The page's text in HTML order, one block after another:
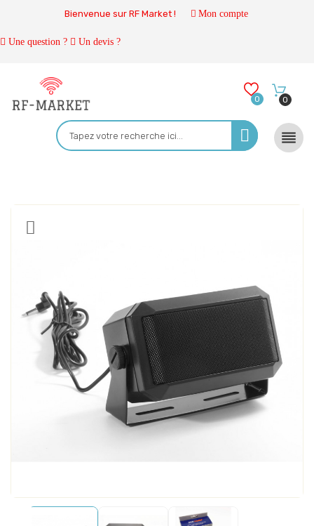
Bienvenue sur RF Market ! Mon compte
Une question ? Un devis ?
0 0
